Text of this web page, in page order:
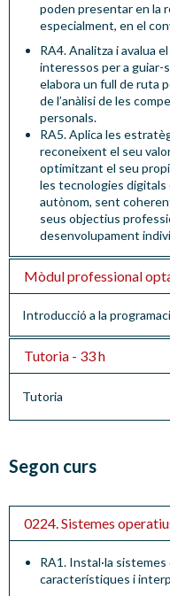
poden presentar en la
especialment, en el
RA4. Analitza i avalua
interessos per a guiar-
elabora un full de ruta
de l’anàlisi de les
personals.
RA5. Aplica les
reconeixent el seu
optimitzant el seu
les tecnologies digitals
autònom, sent
seus objectius
desenvolupament
Mòdul professional
Introducció a la
Tutoria - 33 h
Tutoria
Segon curs
0224. Sistemes
RA1. Instal·la
característiques i